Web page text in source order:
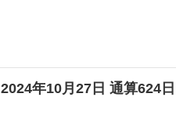
年10月27日 通算624日